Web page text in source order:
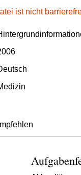
ist nicht